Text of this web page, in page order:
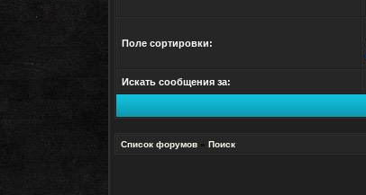
Поле сортировки:
Искать сообщения за:
Список форумов » Поиск